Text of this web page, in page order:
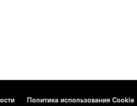
Политика использования Cookie